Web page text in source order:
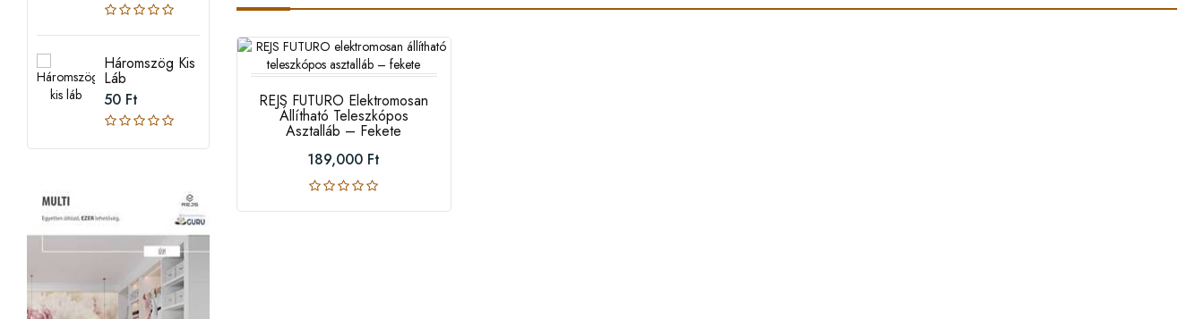
Háromszög Kis
Láb
50 Ft
REJS FUTURO Elektromosan
Állítható Teleszkópos
Asztalláb – Fekete
189,000 Ft